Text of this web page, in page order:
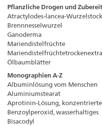
Pflanzliche Drogen und
Atractylodes-lancea-Wurzelstock
Brennnesselwurzel
Ganoderma
Mariendistelfrüchte
Ölbaumblätter
Monographien A-Z
Albuminlösung vom Menschen
Aluminiumstearat
Aprotinin-Lösung, konzentrierte
Benzoylperoxid, wasserhaltiges
Bisacodyl